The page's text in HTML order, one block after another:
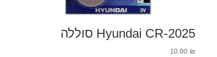
Hyundai CR-2025 סוללה
10.00 ₪